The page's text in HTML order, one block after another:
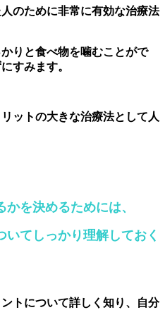
のために非常に有効な治療法
りと食べ物を噛むことがで
すみます。
ットの大きな治療法として人
かを決めるためには、
いてしっかり理解しておく
トについて詳しく知り、自分